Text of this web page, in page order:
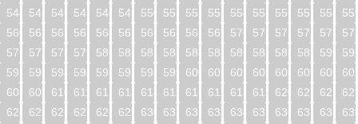
544
545 546 547 548 549 550 551 552 553 554 555 556 557 558
560
561 562 563 564 565 566 567 568 569 570 571 572 573 574
576
577 578 579 580 581 582 583 584 585 586 587 588 589 590
592
593 594 595 596 597 598 599 600 601 602 603 604 605 606
608
609 610 611 612 613 614 615 616 617 618 619 620 621 622
624
625 626 627 628 629 630 631 632 633 634 635 636 637 638